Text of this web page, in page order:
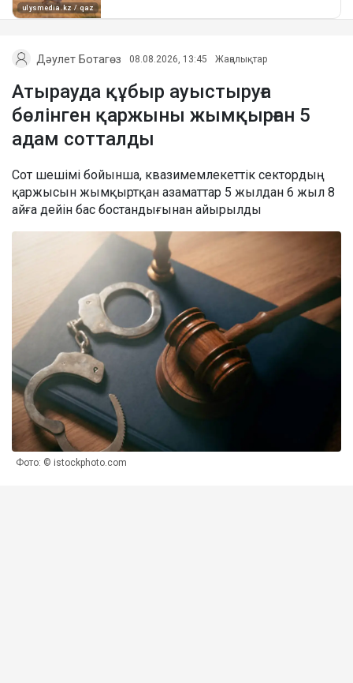
Дәулет Ботагөз 08.08.2026, 13:45 Жаңалықтар
Атырауда құбыр ауыстыруға
бөлінген қаржыны жымқырған 5
адам сотталды
Сот шешімі бойынша, квазимемлекеттік сектордың
қаржысын жымқыртқан азаматтар 5 жылдан 6 жыл 8
айға дейін бас бостандығынан айырылды
Фото: © istockphoto.com